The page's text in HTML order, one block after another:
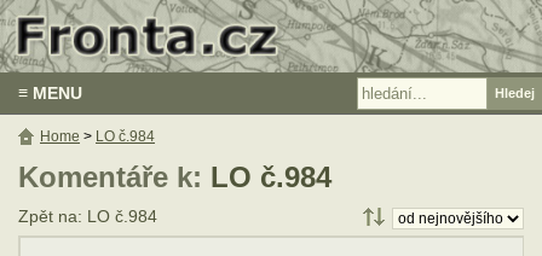
≡ MENU
Komentáře k: LO č.984
Zpět na: LO č.984
Home > LO č.984